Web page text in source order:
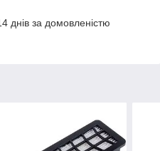
днів за домовленістю